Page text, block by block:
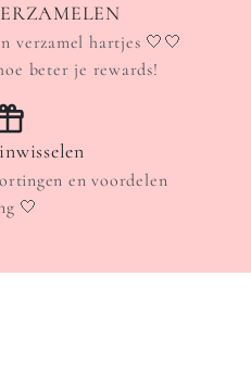
verzamel hartjes 🤍🤍
beter je rewards!
en voordelen
🤍